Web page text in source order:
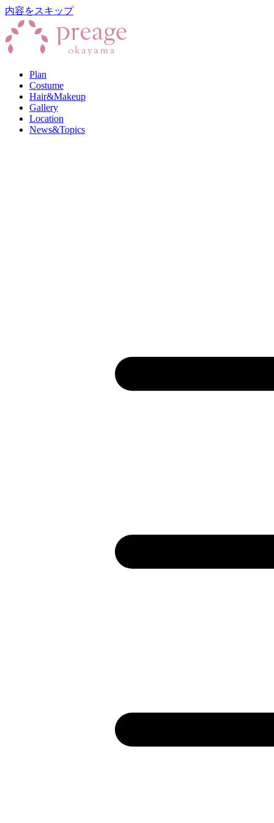
内容をスキップ
Plan
Costume
Hair&Makeup
Gallery
Location
News&Topics